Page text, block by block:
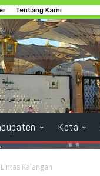
Tentang Kami
Kota
Kalangan